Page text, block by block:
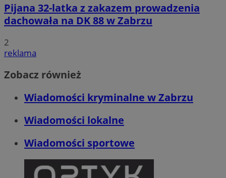
Pijana 32-latka z zakazem prowadzenia
dachowała na DK 88 w Zabrzu
2
reklama
Zobacz również
Wiadomości kryminalne w Zabrzu
Wiadomości lokalne
Wiadomości sportowe